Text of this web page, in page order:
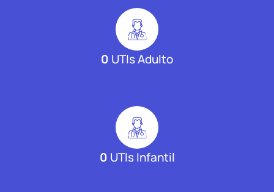
0 UTIs Adulto
0 UTIs Infantil